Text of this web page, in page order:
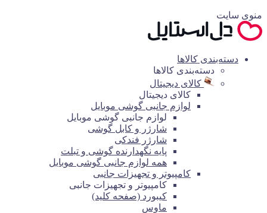
منوی سایت
دسته‌بندی کالاها
دسته‌بندی کالاها
کالای دیجیتال
کالای دیجیتال
لوازم جانبی گوشی موبایل
لوازم جانبی گوشی موبایل
شارژر و کابل گوشی
شارژر فندکی
پایه نگهدارنده گوشی و تبلت
همه لوازم جانبی گوشی موبایل
کامپیوتر و تجهیزات جانبی
کامپیوتر و تجهیزات جانبی
کیبورد (صفحه کلید)
ماوس